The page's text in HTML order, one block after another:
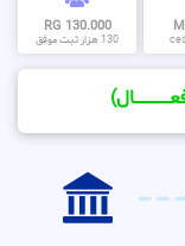
130.000 RG
130 هزار ثبت موفق